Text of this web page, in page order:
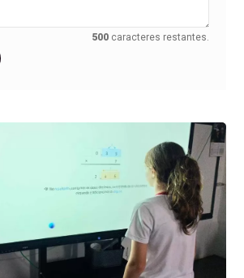
500 caracteres restantes.